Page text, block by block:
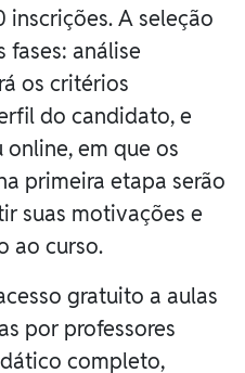
A seleção
fases: análise
os critérios
do candidato, e
em que os
primeira etapa serão
suas motivações e
ao curso.
gratuito a aulas
por professores
completo,